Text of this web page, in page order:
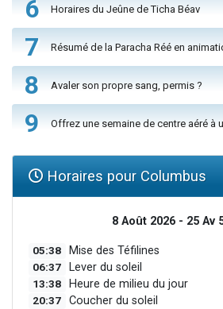
6 Horaires du Jeûne de Ticha Béav
7 Résumé de la Paracha Réé en
8 Avaler son propre sang, permis ?
9 Offrez une semaine de centre aéré à
Horaires pour Columbus
8 Août 2026 - 25 Av
05:38 Mise des Téfilines
06:37 Lever du soleil
13:38 Heure de milieu du jour
20:37 Coucher du soleil